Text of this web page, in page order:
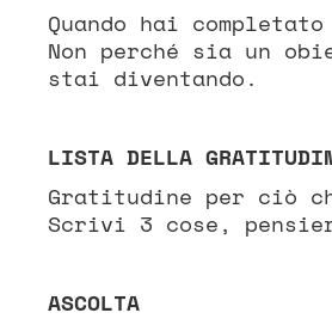
Quando hai
Non perché sia un
stai diventando.
LISTA DELLA
Gratitudine per ciò
Scrivi 3 cose,
ASCOLTA